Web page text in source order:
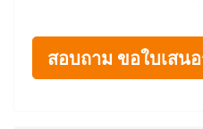
สอบถาม ขอใบเสน